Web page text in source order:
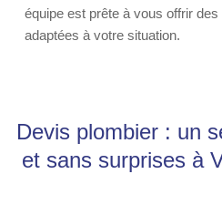
équipe est prête à vous offrir
adaptées à votre situation.
Devis plombier : un
et sans surprises à